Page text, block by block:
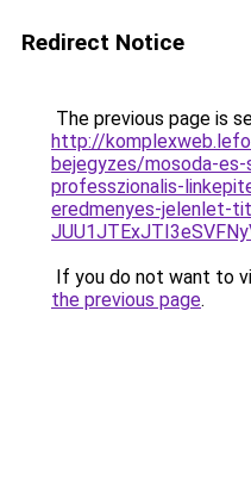
Redirect Notice
The previous page is
http://
bejegyzes/mosoda-
professzionalis-
eredmenyes-jelenlet-
If you do not want to
the previous page.